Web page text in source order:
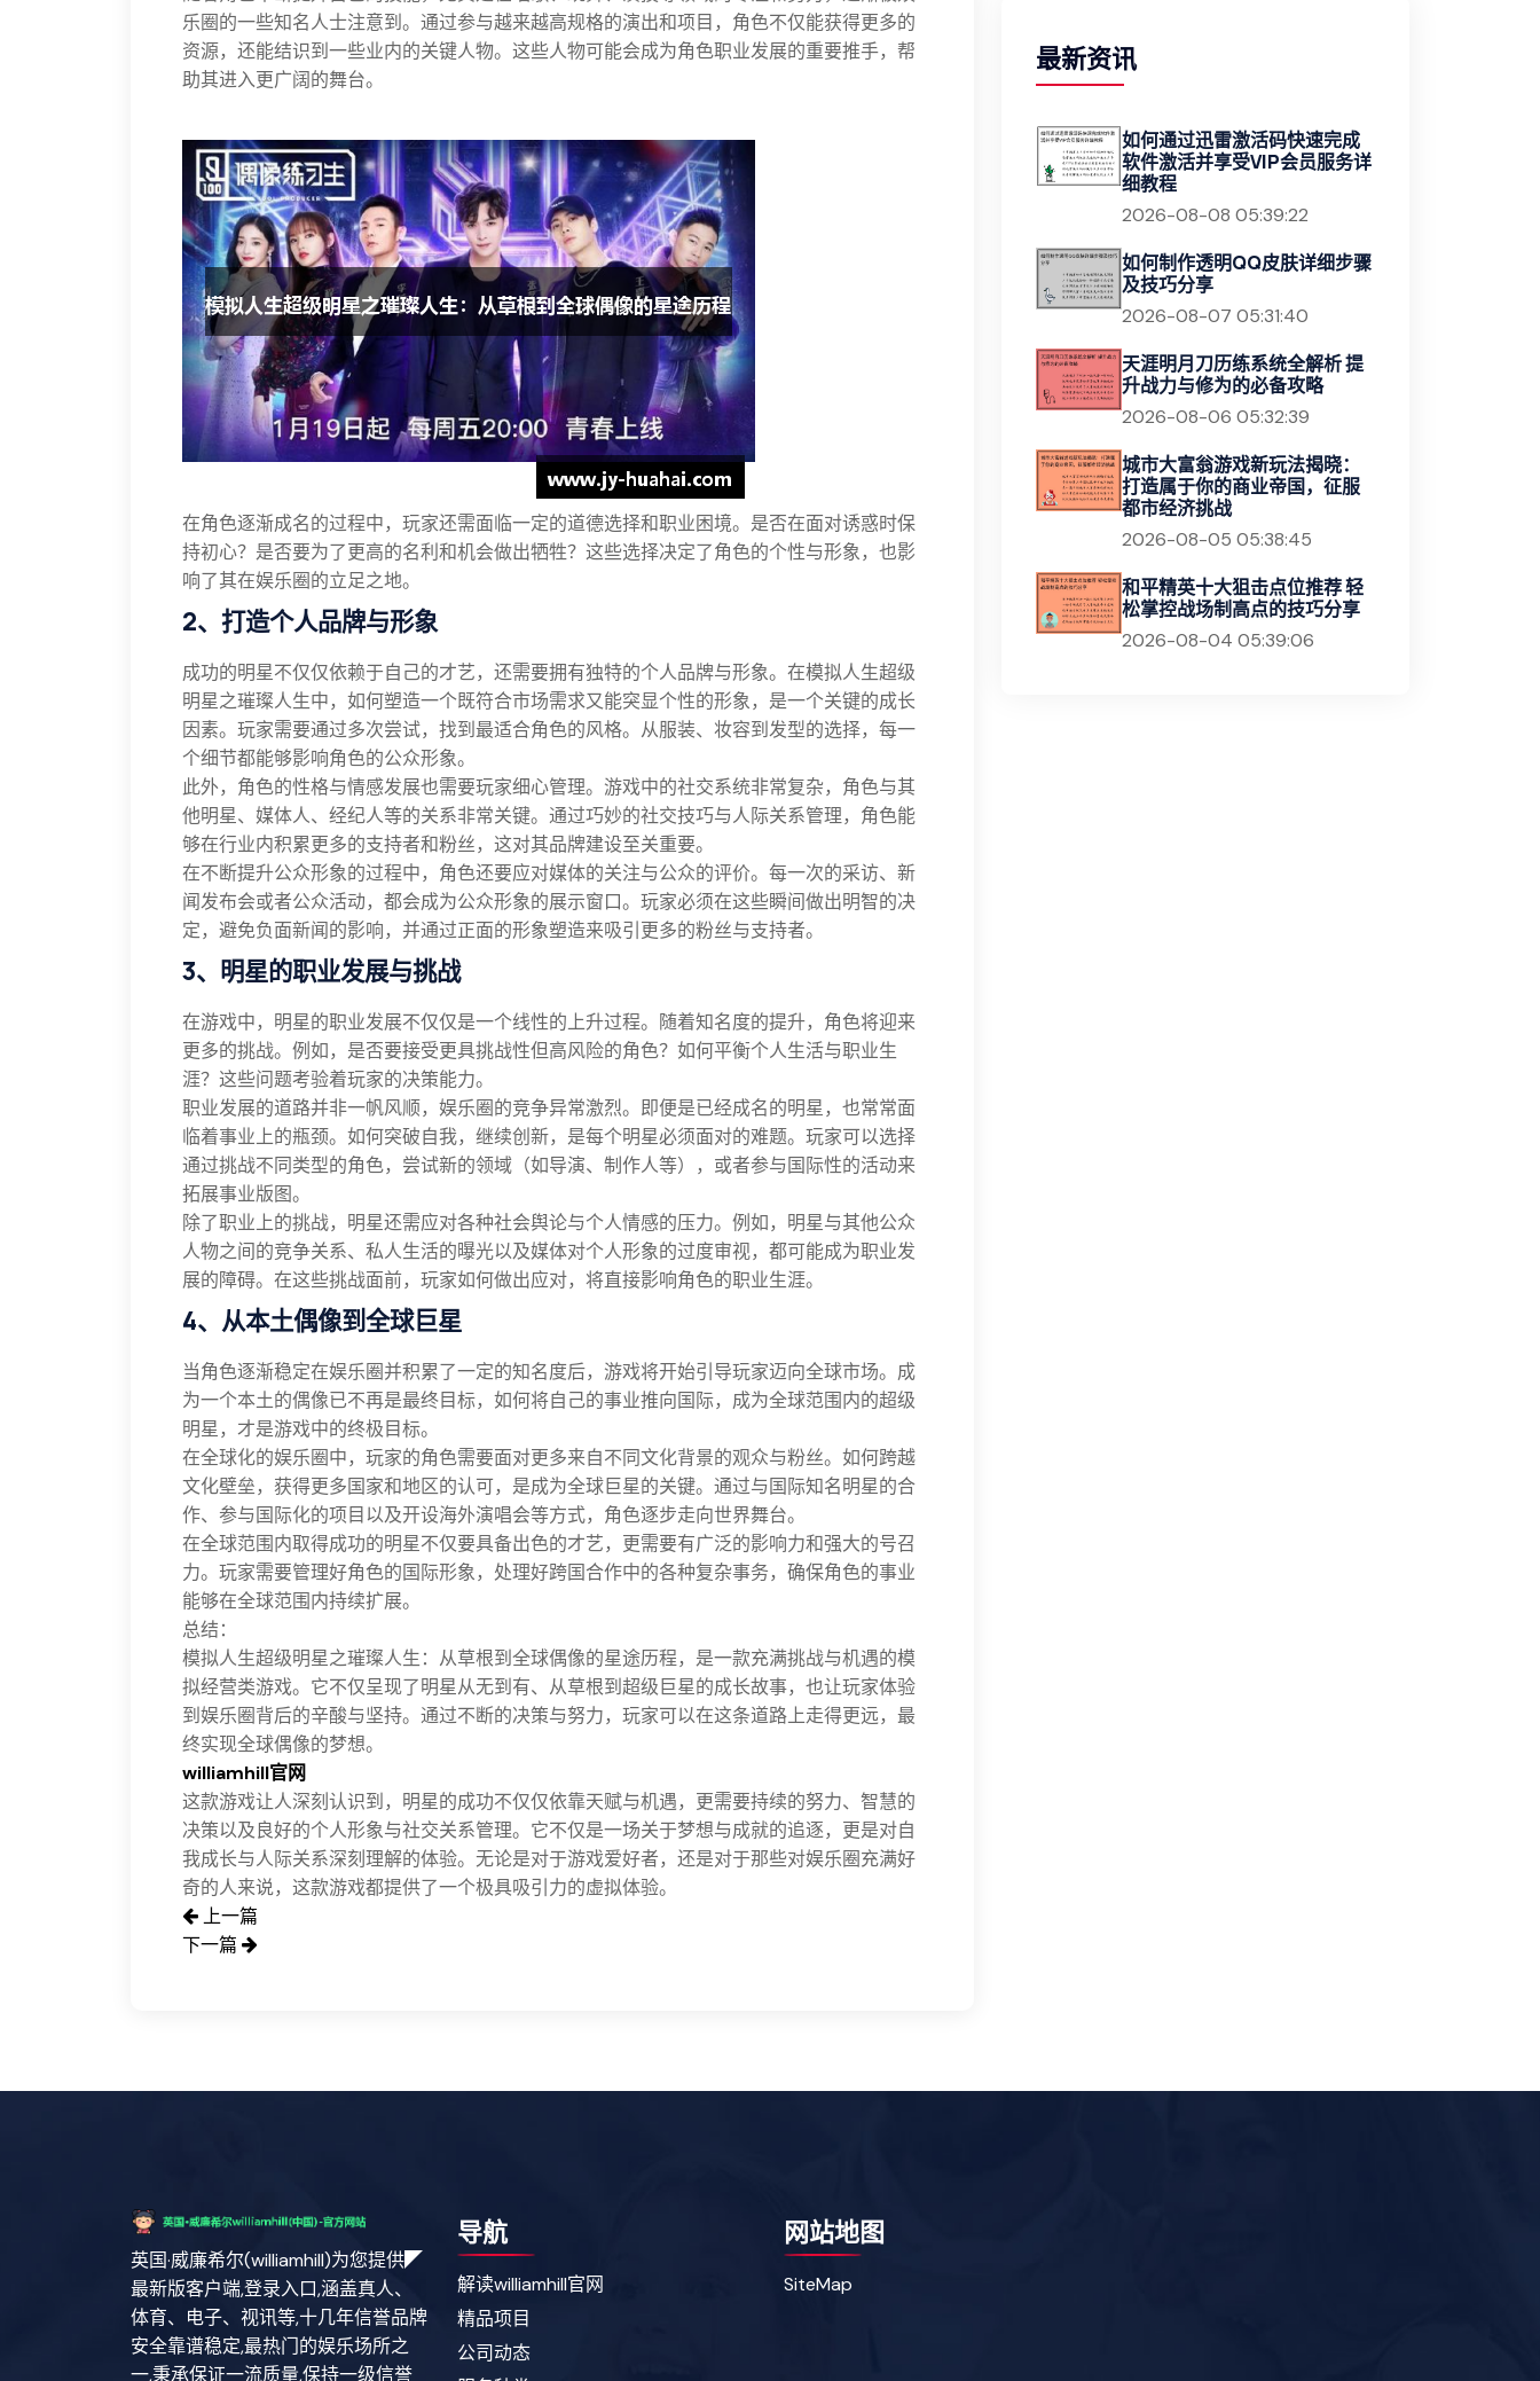
乐圈的一些知名人士注意到。通过参与越来越高规格的演出和项目，角色不仅能获得更多的
资源，还能结识到一些业内的关键人物。这些人物可能会成为角色职业发展的重要推手，帮
助其进入更广阔的舞台。
在角色逐渐成名的过程中，玩家还需面临一定的道德选择和职业困境。是否在面对诱惑时保
持初心？是否要为了更高的名利和机会做出牺牲？这些选择决定了角色的个性与形象，也影
响了其在娱乐圈的立足之地。
2、打造个人品牌与形象
成功的明星不仅仅依赖于自己的才艺，还需要拥有独特的个人品牌与形象。在模拟人生超级
明星之璀璨人生中，如何塑造一个既符合市场需求又能突显个性的形象，是一个关键的成长
因素。玩家需要通过多次尝试，找到最适合角色的风格。从服装、妆容到发型的选择，每一
个细节都能够影响角色的公众形象。
此外，角色的性格与情感发展也需要玩家细心管理。游戏中的社交系统非常复杂，角色与其
他明星、媒体人、经纪人等的关系非常关键。通过巧妙的社交技巧与人际关系管理，角色能
够在行业内积累更多的支持者和粉丝，这对其品牌建设至关重要。
在不断提升公众形象的过程中，角色还要应对媒体的关注与公众的评价。每一次的采访、新
闻发布会或者公众活动，都会成为公众形象的展示窗口。玩家必须在这些瞬间做出明智的决
定，避免负面新闻的影响，并通过正面的形象塑造来吸引更多的粉丝与支持者。
3、明星的职业发展与挑战
在游戏中，明星的职业发展不仅仅是一个线性的上升过程。随着知名度的提升，角色将迎来
更多的挑战。例如，是否要接受更具挑战性但高风险的角色？如何平衡个人生活与职业生
涯？这些问题考验着玩家的决策能力。
职业发展的道路并非一帆风顺，娱乐圈的竞争异常激烈。即便是已经成名的明星，也常常面
临着事业上的瓶颈。如何突破自我，继续创新，是每个明星必须面对的难题。玩家可以选择
通过挑战不同类型的角色，尝试新的领域（如导演、制作人等），或者参与国际性的活动来
拓展事业版图。
除了职业上的挑战，明星还需应对各种社会舆论与个人情感的压力。例如，明星与其他公众
人物之间的竞争关系、私人生活的曝光以及媒体对个人形象的过度审视，都可能成为职业发
展的障碍。在这些挑战面前，玩家如何做出应对，将直接影响角色的职业生涯。
4、从本土偶像到全球巨星
当角色逐渐稳定在娱乐圈并积累了一定的知名度后，游戏将开始引导玩家迈向全球市场。成
为一个本土的偶像已不再是最终目标，如何将自己的事业推向国际，成为全球范围内的超级
明星，才是游戏中的终极目标。
在全球化的娱乐圈中，玩家的角色需要面对更多来自不同文化背景的观众与粉丝。如何跨越
文化壁垒，获得更多国家和地区的认可，是成为全球巨星的关键。通过与国际知名明星的合
作、参与国际化的项目以及开设海外演唱会等方式，角色逐步走向世界舞台。
在全球范围内取得成功的明星不仅要具备出色的才艺，更需要有广泛的影响力和强大的号召
力。玩家需要管理好角色的国际形象，处理好跨国合作中的各种复杂事务，确保角色的事业
能够在全球范围内持续扩展。
总结：
模拟人生超级明星之璀璨人生：从草根到全球偶像的星途历程，是一款充满挑战与机遇的模
拟经营类游戏。它不仅呈现了明星从无到有、从草根到超级巨星的成长故事，也让玩家体验
到娱乐圈背后的辛酸与坚持。通过不断的决策与努力，玩家可以在这条道路上走得更远，最
终实现全球偶像的梦想。
williamhill官网
这款游戏让人深刻认识到，明星的成功不仅仅依靠天赋与机遇，更需要持续的努力、智慧的
决策以及良好的个人形象与社交关系管理。它不仅是一场关于梦想与成就的追逐，更是对自
我成长与人际关系深刻理解的体验。无论是对于游戏爱好者，还是对于那些对娱乐圈充满好
奇的人来说，这款游戏都提供了一个极具吸引力的虚拟体验。
上一篇
下一篇
最新资讯
如何通过迅雷激活码快速完成
软件激活并享受VIP会员服务详
细教程
2026-08-08 05:39:22
如何制作透明QQ皮肤详细步骤
及技巧分享
2026-08-07 05:31:40
天涯明月刀历练系统全解析 提
升战力与修为的必备攻略
2026-08-06 05:32:39
城市大富翁游戏新玩法揭晓：
打造属于你的商业帝国，征服
都市经济挑战
2026-08-05 05:38:45
和平精英十大狙击点位推荐 轻
松掌控战场制高点的技巧分享
2026-08-04 05:39:06
英国·威廉希尔(williamhill)为您提供◤
最新版客户端,登录入口,涵盖真人、
体育、电子、视讯等,十几年信誉品牌
安全靠谱稳定,最热门的娱乐场所之
一,秉承保证一流质量,保持一级信誉
导航
解读williamhill官网
精品项目
公司动态
网站地图
SiteMap